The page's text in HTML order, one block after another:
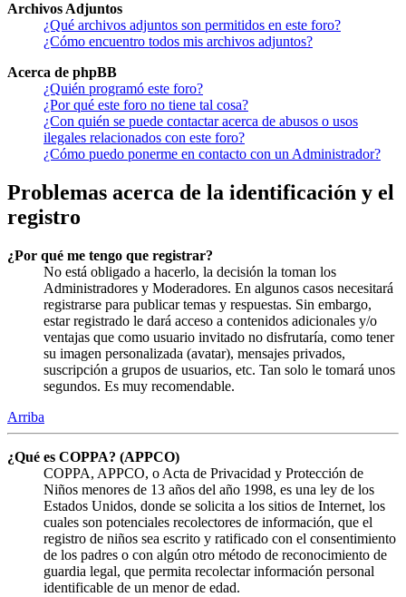
Archivos Adjuntos
¿Qué archivos adjuntos son permitidos en este foro?
¿Cómo encuentro todos mis archivos adjuntos?
Acerca de phpBB
¿Quién programó este foro?
¿Por qué este foro no tiene tal cosa?
¿Con quién se puede contactar acerca de abusos o usos
ilegales relacionados con este foro?
¿Cómo puedo ponerme en contacto con un Administrador?
Problemas acerca de la identificación y el
registro
¿Por qué me tengo que registrar?
No está obligado a hacerlo, la decisión la toman los
Administradores y Moderadores. En algunos casos necesitará
registrarse para publicar temas y respuestas. Sin embargo,
estar registrado le dará acceso a contenidos adicionales y/o
ventajas que como usuario invitado no disfrutaría, como tener
su imagen personalizada (avatar), mensajes privados,
suscripción a grupos de usuarios, etc. Tan solo le tomará unos
segundos. Es muy recomendable.
Arriba
¿Qué es COPPA? (APPCO)
COPPA, APPCO, o Acta de Privacidad y Protección de
Niños menores de 13 años del año 1998, es una ley de los
Estados Unidos, donde se solicita a los sitios de Internet, los
cuales son potenciales recolectores de información, que el
registro de niños sea escrito y ratificado con el consentimiento
de los padres o con algún otro método de reconocimiento de
guardia legal, que permita recolectar información personal
identificable de un menor de edad.